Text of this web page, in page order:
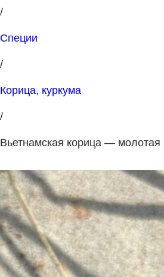
/
Специи
/
Корица, куркума
/
Вьетнамская корица — молотая